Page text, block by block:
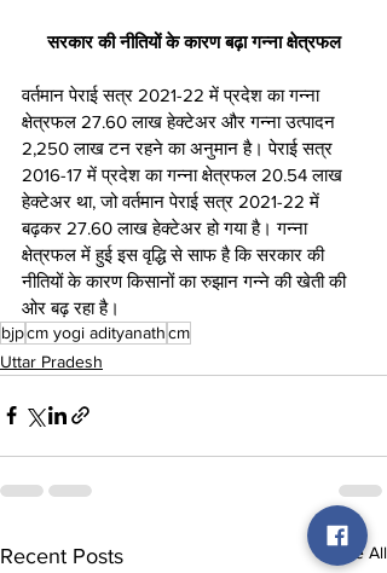
सरकार की नीतियों के कारण बढ़ा गन्ना क्षेत्रफल
वर्तमान पेराई सत्र 2021-22 में प्रदेश का गन्ना
क्षेत्रफल 27.60 लाख हेक्टेअर और गन्ना उत्पादन
2,250 लाख टन रहने का अनुमान है। पेराई सत्र
2016-17 में प्रदेश का गन्ना क्षेत्रफल 20.54 लाख
हेक्टेअर था, जो वर्तमान पेराई सत्र 2021-22 में
बढ़कर 27.60 लाख हेक्टेअर हो गया है। गन्ना
क्षेत्रफल में हुई इस वृद्धि से साफ है कि सरकार की
नीतियों के कारण किसानों का रुझान गन्ने की खेती की
ओर बढ़ रहा है।
bjpcm yogi adityanathcm
Uttar Pradesh
Recent Posts See All